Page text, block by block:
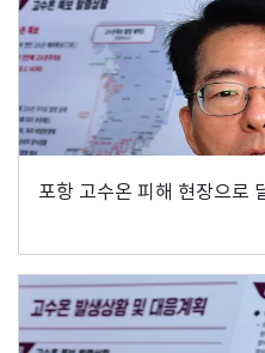
포항 고수온 피해 현장으로